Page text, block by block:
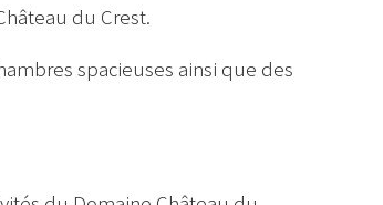
du Crest.
spacieuses ainsi que des